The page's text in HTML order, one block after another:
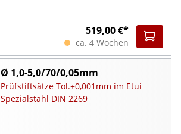
519,00 €*
ca. 4 Wochen
Ø 1,0-5,0/70/0,05mm
Prüfstiftsätze Tol.±0,001mm im Etui
Spezialstahl DIN 2269